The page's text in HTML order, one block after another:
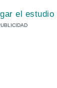
el estudio